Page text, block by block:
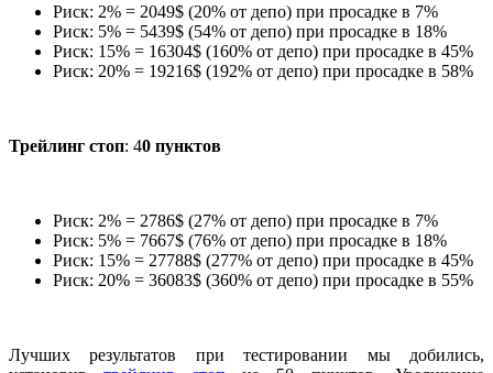
Риск: 2% = 2049$ (20% от депо) при просадке в 7%
Риск: 5% = 5439$ (54% от депо) при просадке в 18%
Риск: 15% = 16304$ (160% от депо) при просадке в 45%
Риск: 20% = 19216$ (192% от депо) при просадке в 58%
Трейлинг стоп: 40 пунктов
Риск: 2% = 2786$ (27% от депо) при просадке в 7%
Риск: 5% = 7667$ (76% от депо) при просадке в 18%
Риск: 15% = 27788$ (277% от депо) при просадке в 45%
Риск: 20% = 36083$ (360% от депо) при просадке в 55%
Лучших результатов при тестировании мы добились,